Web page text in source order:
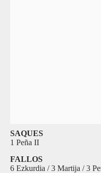
SAQUES
1 Peña II
FALLOS
6 Ezkurdia / 3 Martija / 3